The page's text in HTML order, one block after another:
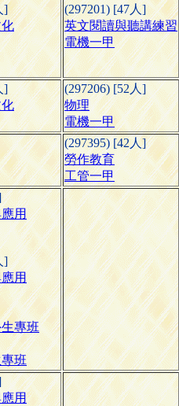
]
(297201) [47人]
英文閱讀與聽講練習
電機一甲
]
(297206) [52人]
物理
電機一甲
(297395) [42人]
勞作教育
工管一甲
用
]
用
專班
班
用